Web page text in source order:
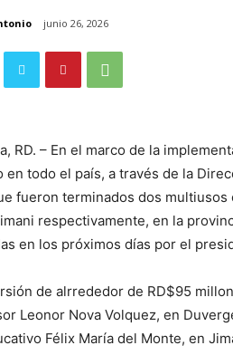
junio 26, 2026
RD. – En el marco de la
todo el país, a través de la
fueron terminados dos
respectivamente, en la
en los próximos días por el
de alrrededor de RD$95
Leonor Nova Volquez, en
Félix María del Monte, en